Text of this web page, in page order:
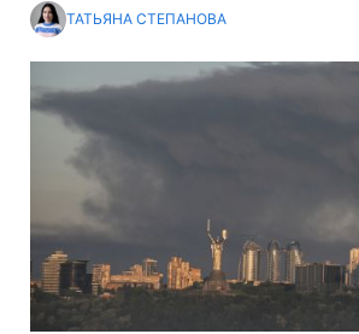
ТАТЬЯНА СТЕПАНОВА